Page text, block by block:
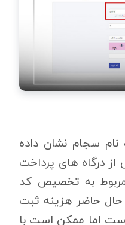
سجام نشان داده
درگاه های پرداخت
مربوط به تخصیص کد
حال حاضر هزینه ثبت
تومان است اما ممکن است با